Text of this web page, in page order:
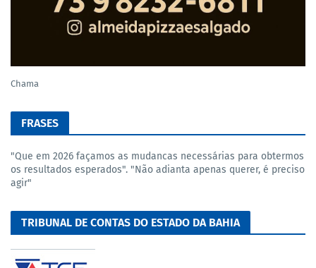
Chama
FRASES
"Que em 2026 façamos as mudancas necessárias para obtermos
os resultados esperados". "Não adianta apenas querer, é preciso
agir"
TRIBUNAL DE CONTAS DO ESTADO DA BAHIA